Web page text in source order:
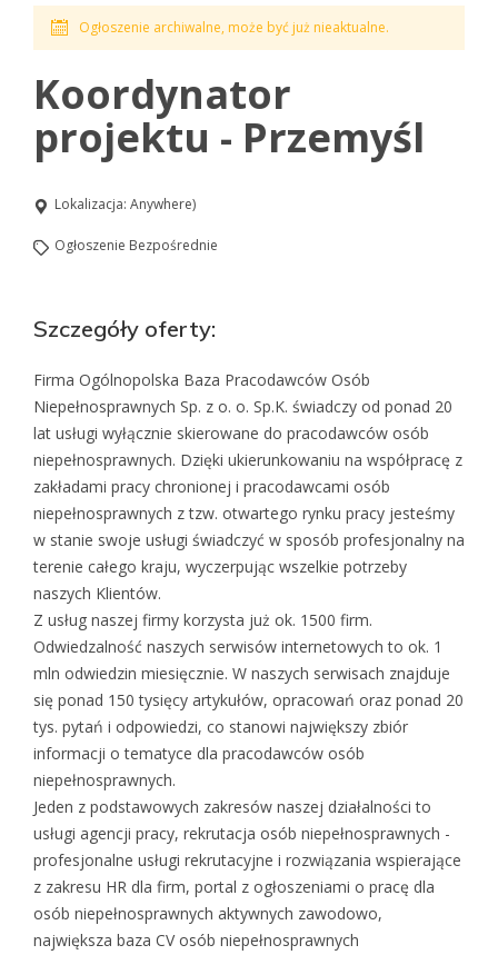
Ogłoszenie archiwalne, może być już nieaktualne.
Koordynator
projektu - Przemyśl
Lokalizacja: Anywhere)
Ogłoszenie Bezpośrednie
Szczegóły oferty:
Firma Ogólnopolska Baza Pracodawców Osób
Niepełnosprawnych Sp. z o. o. Sp.K. świadczy od ponad 20
lat usługi wyłącznie skierowane do pracodawców osób
niepełnosprawnych. Dzięki ukierunkowaniu na współpracę z
zakładami pracy chronionej i pracodawcami osób
niepełnosprawnych z tzw. otwartego rynku pracy jesteśmy
w stanie swoje usługi świadczyć w sposób profesjonalny na
terenie całego kraju, wyczerpując wszelkie potrzeby
naszych Klientów.
Z usług naszej firmy korzysta już ok. 1500 firm.
Odwiedzalność naszych serwisów internetowych to ok. 1
mln odwiedzin miesięcznie. W naszych serwisach znajduje
się ponad 150 tysięcy artykułów, opracowań oraz ponad 20
tys. pytań i odpowiedzi, co stanowi największy zbiór
informacji o tematyce dla pracodawców osób
niepełnosprawnych.
Jeden z podstawowych zakresów naszej działalności to
usługi agencji pracy, rekrutacja osób niepełnosprawnych -
profesjonalne usługi rekrutacyjne i rozwiązania wspierające
z zakresu HR dla firm, portal z ogłoszeniami o pracę dla
osób niepełnosprawnych aktywnych zawodowo,
największa baza CV osób niepełnosprawnych